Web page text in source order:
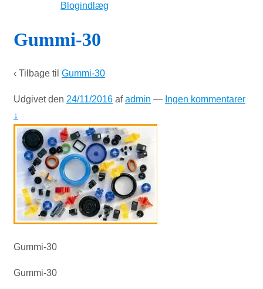
Blogindlæg
Gummi-30
‹ Tilbage til Gummi-30
Udgivet den 24/11/2016 afadmin — Ingen kommentarer
↓
Gummi-30
Gummi-30